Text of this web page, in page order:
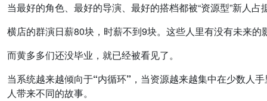
当最好的角色、最好的导演、最好的搭档都被“资源型”新人
横店的群演日薪80块，时薪不到9块。这些人里有没有未来
而黄多多们还没毕业，就已经被看见了。
当系统越来越倾向于“内循环”，当资源越来越集中在少数人
人带来不同的故事。